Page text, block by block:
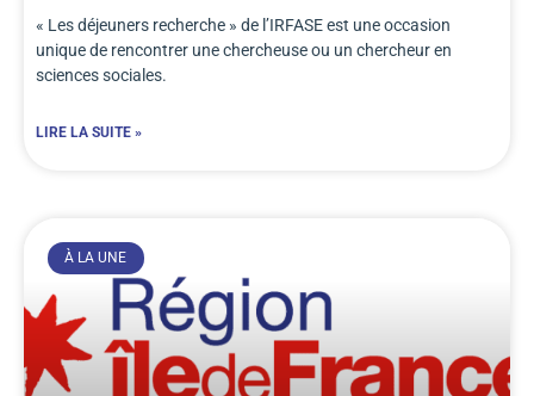
« Les déjeuners recherche » de l’IRFASE est une occasion
unique de rencontrer une chercheuse ou un chercheur en
sciences sociales.
LIRE LA SUITE »
À LA UNE